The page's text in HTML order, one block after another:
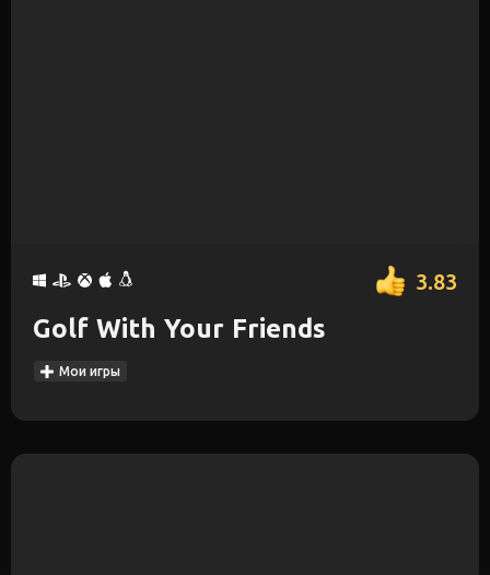
3.83
Golf With Your Friends
Мои игры